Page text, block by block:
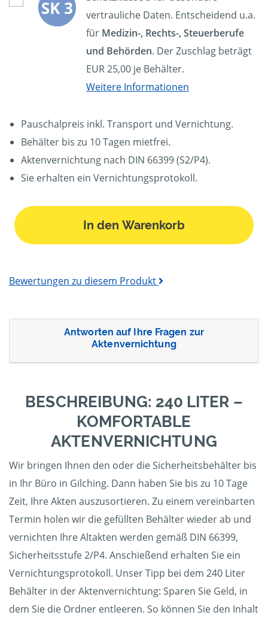
vertrauliche Daten. Entscheidend u.a.
für Medizin-, Rechts-, Steuerberufe
und Behörden. Der Zuschlag beträgt
EUR 25,00 je Behälter.
Weitere Informationen
Pauschalpreis inkl. Transport und Vernichtung.
Behälter bis zu 10 Tagen mietfrei.
Aktenvernichtung nach DIN 66399 (S2/P4).
Sie erhalten ein Vernichtungsprotokoll.
In den Warenkorb
Bewertungen zu diesem Produkt
Antworten auf Ihre Fragen zur
Aktenvernichtung
BESCHREIBUNG: 240 LITER –
KOMFORTABLE
AKTENVERNICHTUNG
Wir bringen Ihnen den oder die Sicherheitsbehälter bis
in Ihr Büro in Gilching. Dann haben Sie bis zu 10 Tage
Zeit, Ihre Akten auszusortieren. Zu einem vereinbarten
Termin holen wir die gefüllten Behälter wieder ab und
vernichten Ihre Altakten werden gemäß DIN 66399,
Sicherheitsstufe 2/P4. Anschießend erhalten Sie ein
Vernichtungsprotokoll. Unser Tipp bei dem 240 Liter
Behälter in der Aktenvernichtung: Sparen Sie Geld, in
dem Sie die Ordner entleeren. So können Sie den Inhalt